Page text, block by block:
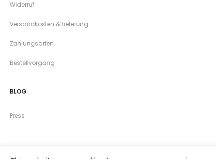
Widerruf
Versandkosten & Lieferung
Zahlungsarten
Bestellvorgang
BLOG
Press